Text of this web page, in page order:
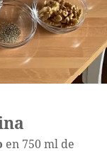
en 750 ml de